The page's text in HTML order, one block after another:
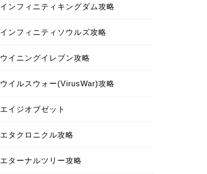
インフィニティキングダム攻略
インフィニティソウルズ攻略
ウイニングイレブン攻略
ウイルスウォー(VirusWar)攻略
エイジオブゼット
エタクロニクル攻略
エターナルツリー攻略